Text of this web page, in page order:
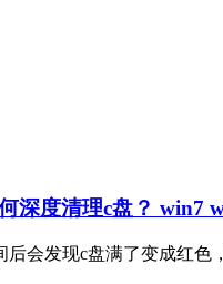
深度清理c盘？ win7
会发现c盘满了变成红